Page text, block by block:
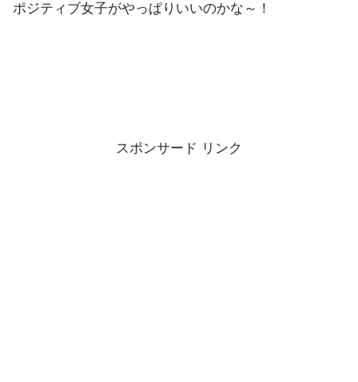
ポジティブ女子がやっぱりいいのかな～！
スポンサード リンク